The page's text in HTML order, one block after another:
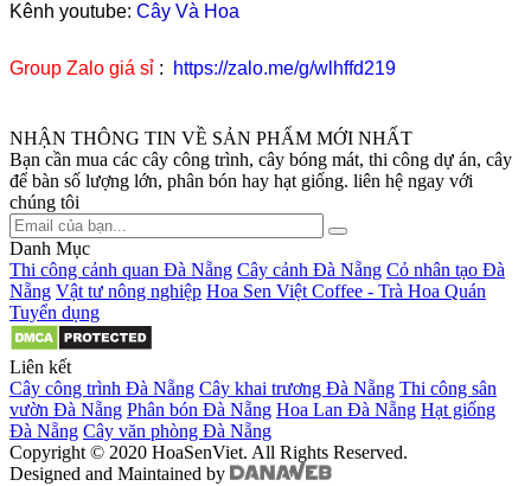
Kênh youtube: Cây Và Hoa
Group Zalo giá sỉ : https://zalo.me/g/wlhffd219
NHẬN THÔNG TIN VỀ SẢN PHẨM MỚI NHẤT
Bạn cần mua các cây công trình, cây bóng mát, thi công dự án, cây
để bàn số lượng lớn, phân bón hay hạt giống. liên hệ ngay với
chúng tôi
Danh Mục
Thi công cảnh quan Đà Nẵng Cây cảnh Đà Nẵng Cỏ nhân tạo Đà
Nẵng Vật tư nông nghiệp Hoa Sen Việt Coffee - Trà Hoa Quán
Tuyển dụng
Liên kết
Cây công trình Đà Nẵng Cây khai trương Đà Nẵng Thi công sân
vườn Đà Nẵng Phân bón Đà Nẵng Hoa Lan Đà Nẵng Hạt giống
Đà Nẵng Cây văn phòng Đà Nẵng
Copyright © 2020 HoaSenViet. All Rights Reserved.
Designed and Maintained by